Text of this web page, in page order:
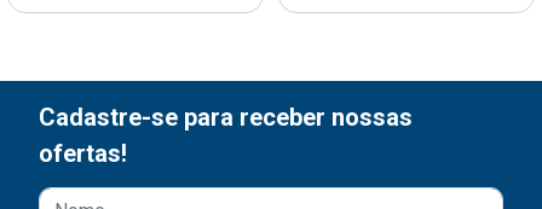
Cadastre-se para receber nossas
ofertas!